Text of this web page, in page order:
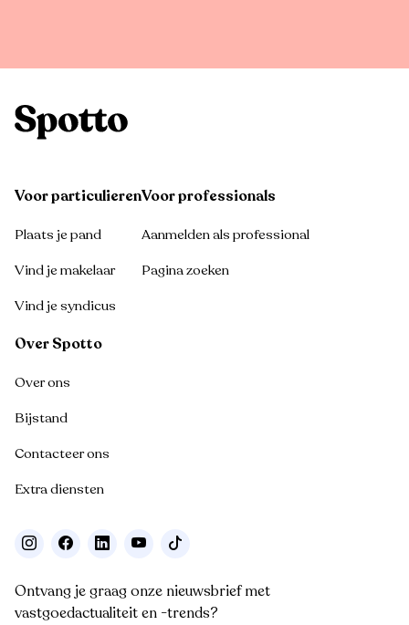
Voor particulieren
Plaats je pand
Vind je makelaar
Vind je syndicus
Voor professionals
Aanmelden als professional
Pagina zoeken
Over Spotto
Over ons
Bijstand
Contacteer ons
Extra diensten
Ontvang je graag onze nieuwsbrief met
vastgoedactualiteit en -trends?